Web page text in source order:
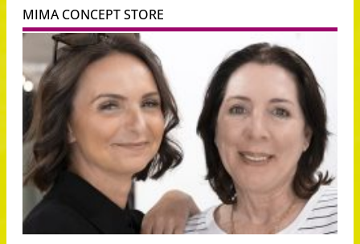
MIMA CONCEPT STORE